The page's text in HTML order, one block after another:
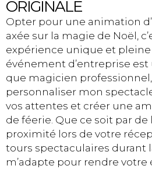
ORIGINALE
Opter pour une animation
axée sur la magie de Noël,
expérience unique et
événement d’entreprise
que magicien professionnel,
personnaliser mon
vos attentes et créer une
de féerie. Que ce soit par de
proximité lors de votre
tours spectaculaires durant
m’adapte pour rendre